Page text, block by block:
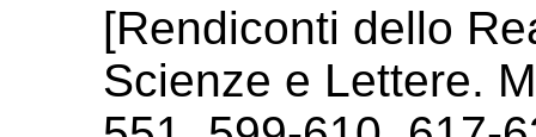
[Rendiconti dello
Scienze e Lettere.